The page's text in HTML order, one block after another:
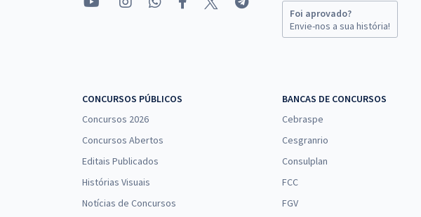
Foi aprovado?
Envie-nos a sua história!
CONCURSOS PÚBLICOS
Concursos 2026
Concursos Abertos
Editais Publicados
Histórias Visuais
Notícias de Concursos
BANCAS DE CONCURSOS
Cebraspe
Cesgranrio
Consulplan
FCC
FGV